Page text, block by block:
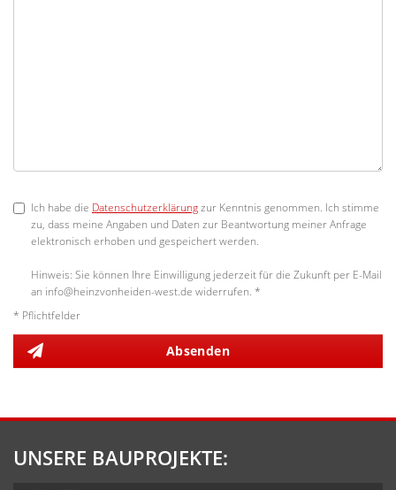
Ich habe die Datenschutzerklärungzur Kenntnis genommen. Ich stimme
zu, dass meine Angaben und Daten zur Beantwortung meiner Anfrage
elektronisch erhoben und gespeichert werden.
Hinweis: Sie können Ihre Einwilligung jederzeit für die Zukunft per E-Mail
an info@heinzvonheiden-west.de widerrufen. *
* Pflichtfelder
Absenden
UNSERE BAUPROJEKTE: